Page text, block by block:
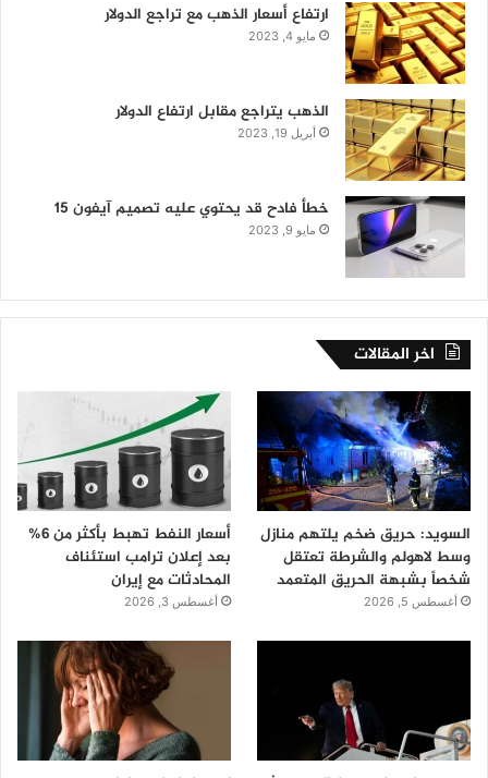
ارتفاع أسعار الذهب مع تراجع الدولار
مايو 4, 2023
الذهب يتراجع مقابل ارتفاع الدولار
أبريل 19, 2023
خطأ فادح قد يحتوي عليه تصميم آيفون 15
مايو 9, 2023
اخر المقالات
السويد: حريق ضخم يلتهم منازل
وسط لاهولم والشرطة تعتقل
شخصاً بشبهة الحريق المتعمد
أغسطس 5, 2026
أسعار النفط تهبط بأكثر من 6%
بعد إعلان ترامب استئناف
المحادثات مع إيران
أغسطس 3, 2026